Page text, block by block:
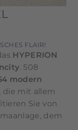
FLAIR!
HYPERION
. 508
modern
die mit allem
Sie von
dem